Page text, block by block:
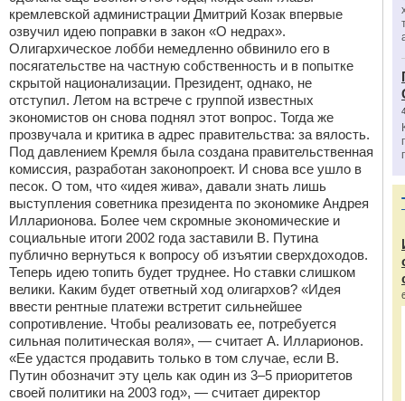
кремлевской администрации Дмитрий Козак впервые
озвучил идею поправки в закон «О недрах».
Олигархическое лобби немедленно обвинило его в
посягательстве на частную собственность и в попытке
скрытой национализации. Президент, однако, не
отступил. Летом на встрече с группой известных
экономистов он снова поднял этот вопрос. Тогда же
прозвучала и критика в адрес правительства: за вялость.
Под давлением Кремля была создана правительственная
комиссия, разработан законопроект. И снова все ушло в
песок. О том, что «идея жива», давали знать лишь
выступления советника президента по экономике Андрея
Илларионова. Более чем скромные экономические и
социальные итоги 2002 года заставили В. Путина
публично вернуться к вопросу об изъятии сверхдоходов.
Теперь идею топить будет труднее. Но ставки слишком
велики. Каким будет ответный ход олигархов? «Идея
ввести рентные платежи встретит сильнейшее
сопротивление. Чтобы реализовать ее, потребуется
сильная политическая воля», — считает А. Илларионов.
«Ее удастся продавить только в том случае, если В.
Путин обозначит эту цель как один из 3–5 приоритетов
своей политики на 2003 год», — считает директор